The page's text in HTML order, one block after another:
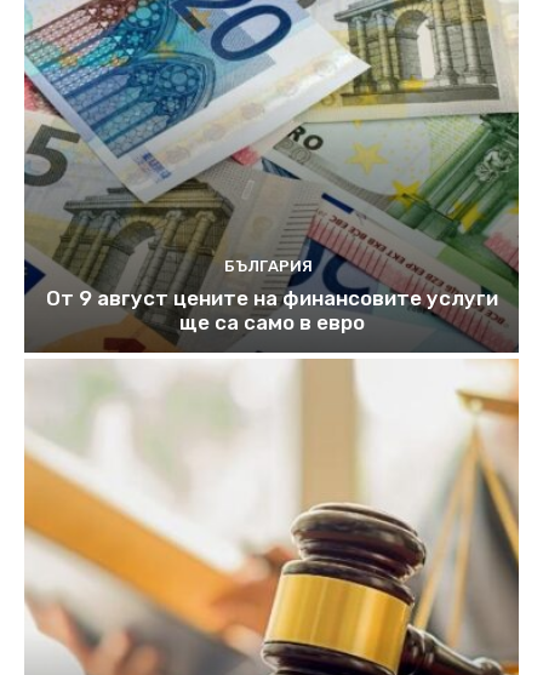
БЪЛГАРИЯ
От 9 август цените на финансовите услуги
ще са само в евро